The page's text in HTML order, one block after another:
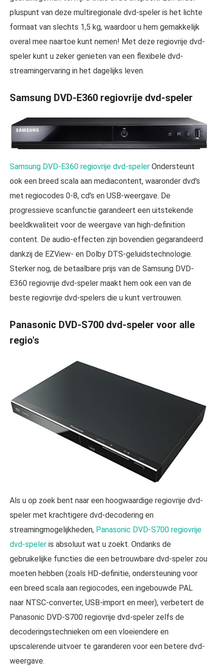
pluspunt van deze multiregionale dvd-speler is het lichte
formaat van slechts 1,5 kg, waardoor u hem gemakkelijk
overal mee naartoe kunt nemen! Met deze regiovrije dvd-
speler kunt u zeker genieten van een flexibele dvd-
streamingervaring in het dagelijks leven.
Samsung DVD-E360 regiovrije dvd-speler
Samsung DVD-E360 regiovrije dvd-speler Ondersteunt
ook een breed scala aan mediacontent, waaronder dvd's
met regiocodes 0-8, cd's en USB-weergave. De
progressieve scanfunctie garandeert een uitstekende
beeldkwaliteit voor de weergave van high-definition
content. De audio-effecten zijn bovendien gegarandeerd
dankzij de EZView- en Dolby DTS-geluidstechnologie.
Sterker nog, de betaalbare prijs van de Samsung DVD-
E360 regiovrije dvd-speler maakt hem ook een van de
beste regiovrije dvd-spelers die u kunt vertrouwen.
Panasonic DVD-S700 dvd-speler voor alle
regio's
Als u op zoek bent naar een hoogwaardige regiovrije dvd-
speler met krachtigere dvd-decodering en
streamingmogelijkheden, Panasonic DVD-S700 regiovrije
dvd-speler is absoluut wat u zoekt. Ondanks de
gebruikelijke functies die een betrouwbare dvd-speler zou
moeten hebben (zoals HD-definitie, ondersteuning voor
een breed scala aan regiocodes, een ingebouwde PAL
naar NTSC-converter, USB-import en meer), verbetert de
Panasonic DVD-S700 regiovrije dvd-speler zelfs de
decoderingstechnieken om een vloeiendere en
upscalerende uitvoer te garanderen voor een betere dvd-
weergave.